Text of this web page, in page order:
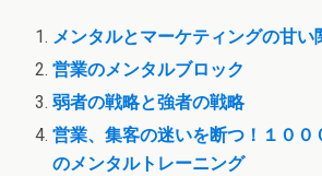
メンタルとマーケティングの甘い
営業のメンタルブロック
弱者の戦略と強者の戦略
営業、集客の迷いを断つ！１００
のメンタルトレーニング